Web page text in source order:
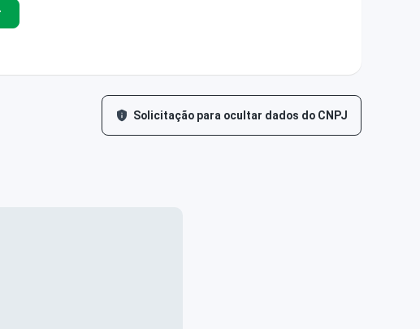
Solicitação para ocultar dados do CNPJ